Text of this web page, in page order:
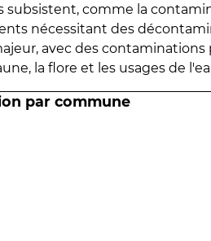
subsistent, comme la
nécessitant des
avec des contaminations
la flore et les usages de
par commune